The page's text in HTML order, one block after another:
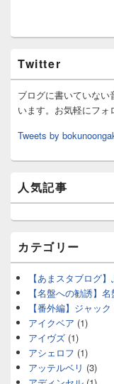
Twitter
ブログに書いていな
います。お気軽にフォ
Tweets by
人気記事
カテゴリー
【あまスタブログ
【名盤への勧誘】
【番外編】ジャッ
アイクベア (1)
アイヴズ (1)
アシェロフ (1)
アッテルベリ (3)